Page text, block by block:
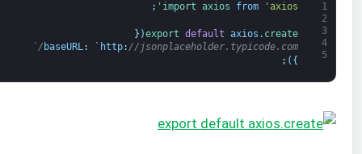
1
2
3
4
5
import axios from 'axios'
;
export default axios . create
(
{
baseURL: ` http: //jsonplaceholder.typicode.com/`
}
)
;